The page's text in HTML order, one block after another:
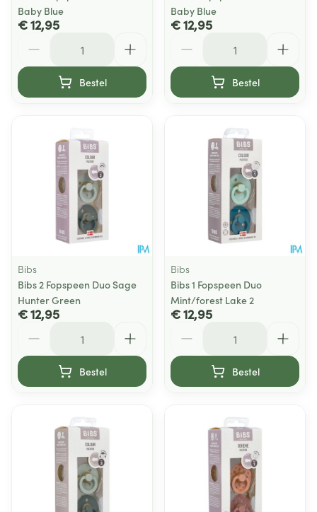
Baby Blue
€ 12,95
Bestel
Baby Blue
€ 12,95
Bestel
Bibs
Bibs 2 Fopspeen Duo Sage
Hunter Green
€ 12,95
Bestel
Bibs
Bibs 1 Fopspeen Duo
Mint/forest Lake 2
€ 12,95
Bestel